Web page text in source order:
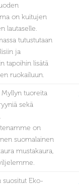
on kuitujen
lautaselle.
tutustutaan
ja
tapoihin lisätä
ruokailuun.
Myllyn tuoreita
sekä
on
suomalainen
mustakaura,
suositut Eko-